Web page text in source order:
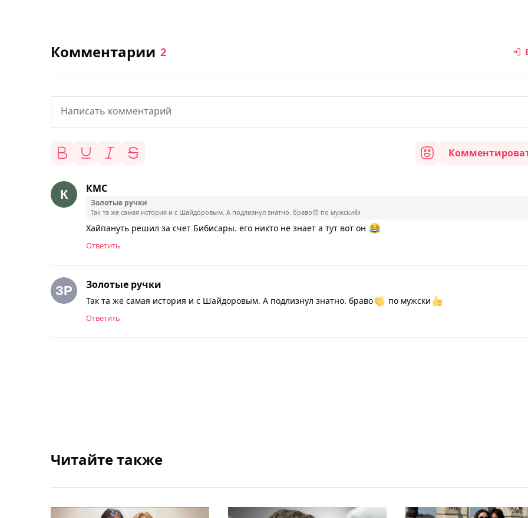
Комментарии 2
КМС
Золотые ручки
Так та же самая история и с Шайдоровым. А подлизнул знатно. браво👏 по мужски👍
Хайпануть решил за счет Бибисары. его никто не знает а тут вот он
Ответить
Золотые ручки
Так та же самая история и с Шайдоровым. А подлизнул знатно. браво по мужски
Ответить
Читайте также